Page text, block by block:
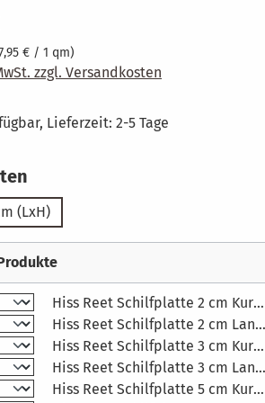
€ / 1 qm)
zzgl. Versandkosten
Lieferzeit: 2-5 Tage
(LxH)
Hiss Reet Schilfplatte 2 cm Kurzhalm
Hiss Reet Schilfplatte 2 cm Langhalm
Hiss Reet Schilfplatte 3 cm Kurzhalm
Hiss Reet Schilfplatte 3 cm Langhalm
Hiss Reet Schilfplatte 5 cm Kurzhalm